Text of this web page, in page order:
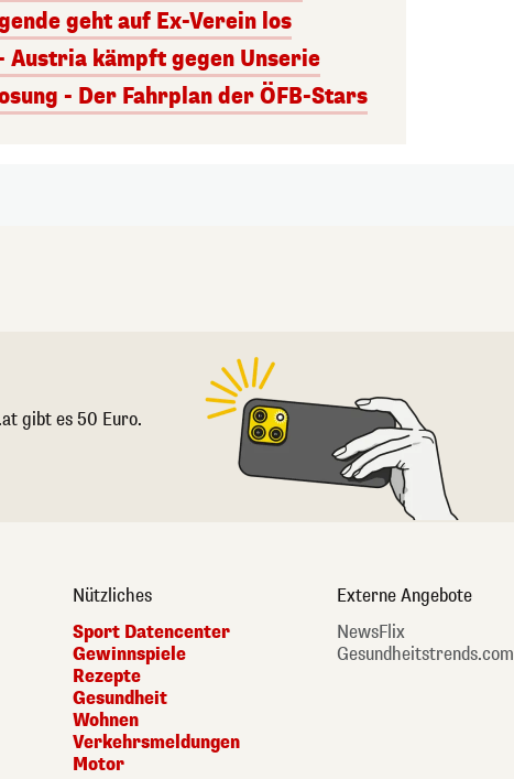
geht auf Ex-Verein los
Austria kämpft gegen Unserie
- Der Fahrplan der ÖFB-Stars
gibt es 50 Euro.
Nützliches
Sport Datencenter
Gewinnspiele
Rezepte
Gesundheit
Wohnen
Verkehrsmeldungen
Motor
Externe Angebote
NewsFlix
Gesundheitstrends.com